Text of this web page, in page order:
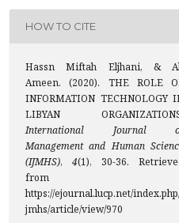
HOW TO CITE
Hassn Miftah Eljhani, &
Ameen. (2020). THE ROLE
INFORMATION TECHNOLOGY
LIBYAN
International Journal
Management and Human
(IJMHS), 4(1), 30-36.
from
https://ejournal.lucp.net/
jmhs/article/view/970